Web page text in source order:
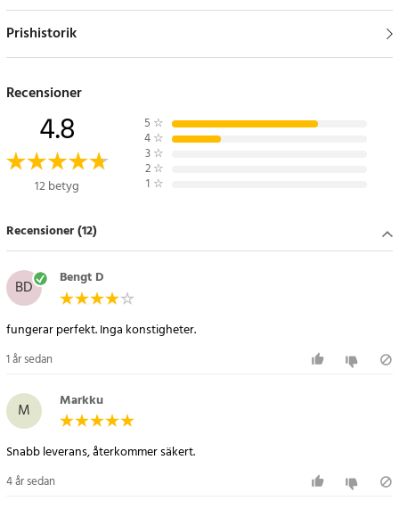
Prishistorik
Recensioner
4.8
12 betyg
5 ☆
4 ☆
3 ☆
2 ☆
1 ☆
Recensioner (12)
BD Bengt D
fungerar perfekt. Inga konstigheter.
1 år sedan
M Markku
Snabb leverans, återkommer säkert.
4 år sedan